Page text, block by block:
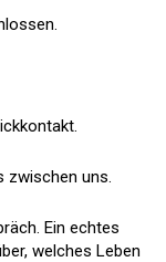
zwischen uns.
Ein echtes
welches Leben